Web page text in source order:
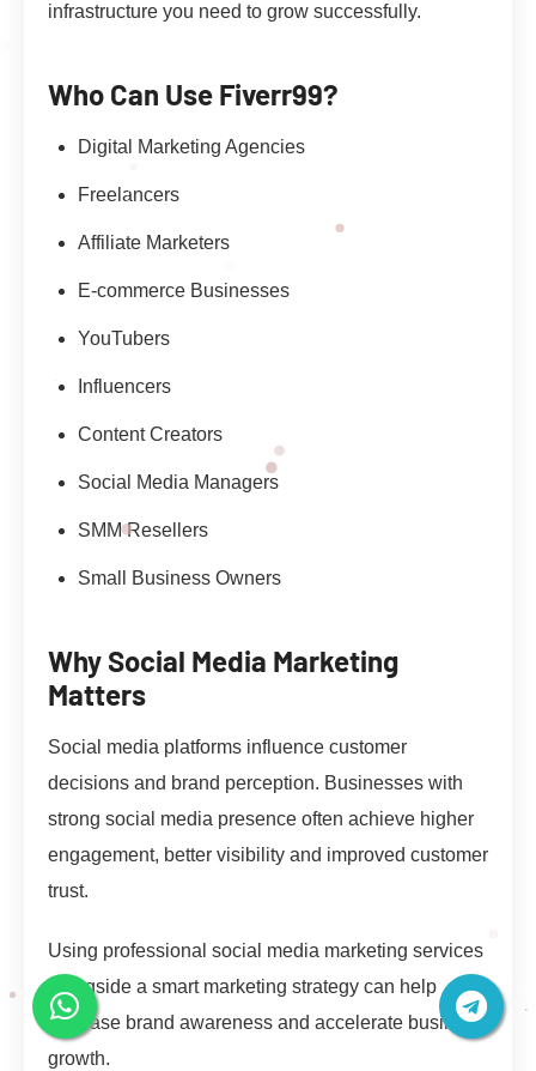
infrastructure you need to grow successfully.
Who Can Use Fiverr99?
Digital Marketing Agencies
Freelancers
Affiliate Marketers
E-commerce Businesses
YouTubers
Influencers
Content Creators
Social Media Managers
SMM Resellers
Small Business Owners
Why Social Media Marketing
Matters
Social media platforms influence customer
decisions and brand perception. Businesses with
strong social media presence often achieve higher
engagement, better visibility and improved customer
trust.
Using professional social media marketing services
alongside a smart marketing strategy can help
increase brand awareness and accelerate business
growth.